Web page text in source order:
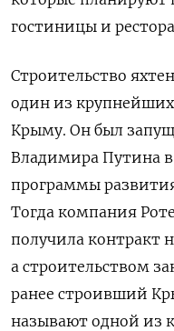
гостиницы и
Строительство
один из крупнейших
Крыму. Он был
Владимира Путина
программы
Тогда компания
получила контракт
а строительством
ранее строивший
называют одной из